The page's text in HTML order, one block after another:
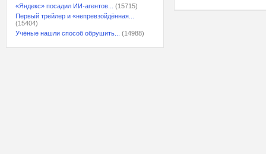
«Яндекс» посадил ИИ-агентов...
(15715)
Первый трейлер и «непревзойдённая...
(15404)
Учёные нашли способ обрушить...
(14988)